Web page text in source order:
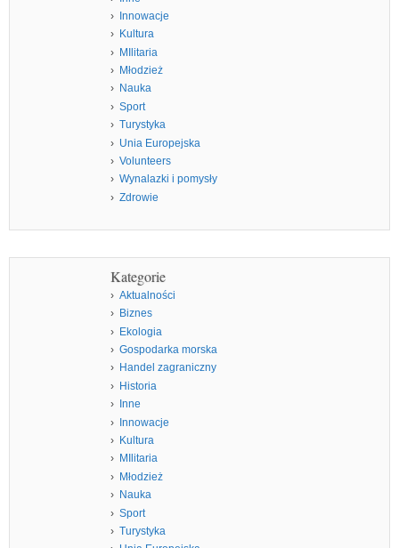
Innowacje
Kultura
MIlitaria
Młodzież
Nauka
Sport
Turystyka
Unia Europejska
Volunteers
Wynalazki i pomysły
Zdrowie
Kategorie
Aktualności
Biznes
Ekologia
Gospodarka morska
Handel zagraniczny
Historia
Inne
Innowacje
Kultura
MIlitaria
Młodzież
Nauka
Sport
Turystyka